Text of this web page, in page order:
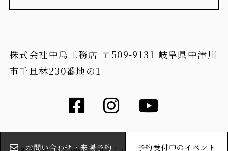
株式会社中島工務店 〒509-9131 岐阜県中津川
市千旦林230番地の1
お問い合わせ・来場予約 予約受付中のイベント